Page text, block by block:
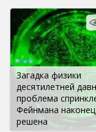
Загадка физики
десятилетней
проблема
Фейнмана наконец
решена